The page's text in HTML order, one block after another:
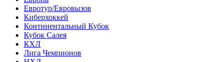
Евротур/Евровызов
Киберхоккей
Континентальный Кубок
Кубок Салея
КХЛ
Лига Чемпионов